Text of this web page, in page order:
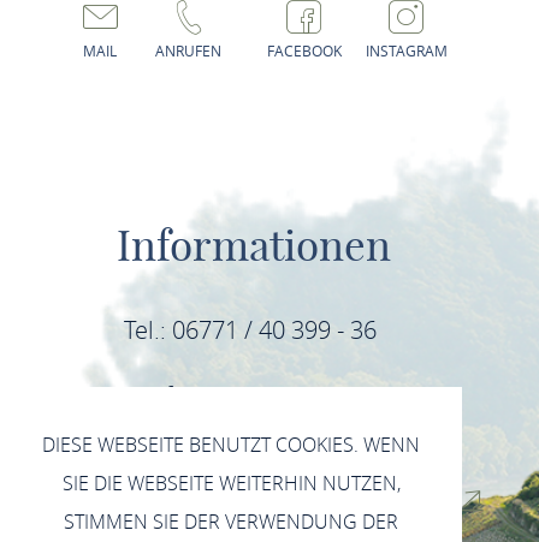
MAIL ANRUFEN FACEBOOK INSTAGRAM
Informationen
Tel.: 06771 / 40 399 - 36
E-Mail: info@mittelrhein-wein.com
IMPRESSUM
DATENSCHUTZERKLÄRUNG INSTAGRAM
DIESE WEBSEITE BENUTZT COOKIES. WENN
SIE DIE WEBSEITE WEITERHIN NUTZEN,
STIMMEN SIE DER VERWENDUNG DER